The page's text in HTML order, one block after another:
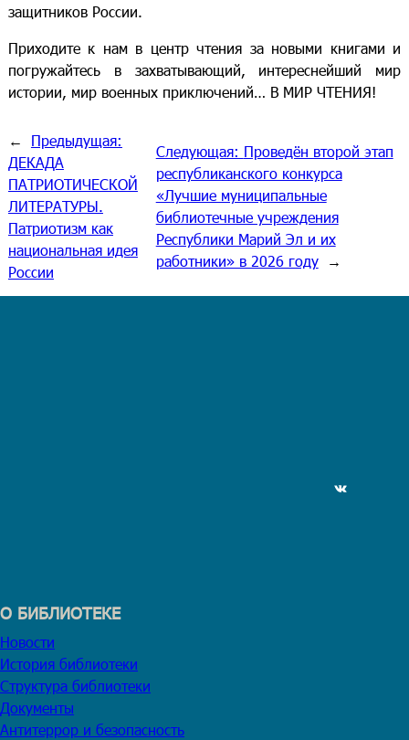
защитников России.
Приходите к нам в центр чтения за новыми книгами и
погружайтесь в захватывающий, интереснейший мир
истории, мир военных приключений… В МИР ЧТЕНИЯ!
←
Предыдущая:
ДЕКАДА
ПАТРИОТИЧЕСКОЙ
ЛИТЕРАТУРЫ.
Патриотизм как
национальная идея
России
Следующая: Проведён второй этап
республиканского конкурса
«Лучшие муниципальные
библиотечные учреждения
Республики Марий Эл и их
работники» в 2026 году →
ВКонтакте
О БИБЛИОТЕКЕ
Новости
История библиотеки
Структура библиотеки
Документы
Антитеррор и безопасность